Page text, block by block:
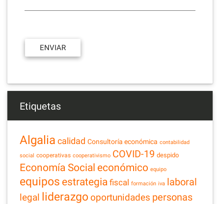
Etiquetas
Algalia calidad Consultoría económica contabilidad
social cooperativas cooperativismo COVID-19 despido
Economía Social económico equipo
equipos estrategia fiscal formación iva laboral
legal liderazgo oportunidades personas